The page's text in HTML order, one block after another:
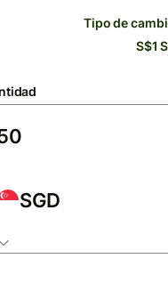
Tipo de
S$1
SGD